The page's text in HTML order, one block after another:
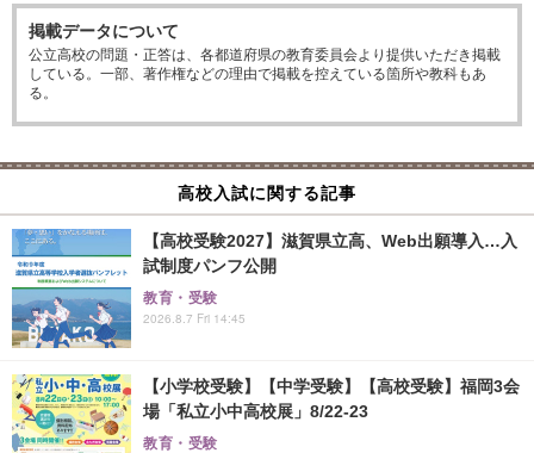
掲載データについて
公立高校の問題・正答は、各都道府県の教育委員会より提供いただき掲載
している。一部、著作権などの理由で掲載を控えている箇所や教科もあ
る。
高校入試に関する記事
【高校受験2027】滋賀県立高、Web出願導入…入
試制度パンフ公開
教育・受験
2026.8.7 Fri 14:45
【小学校受験】【中学受験】【高校受験】福岡3会
場「私立小中高校展」8/22-23
教育・受験